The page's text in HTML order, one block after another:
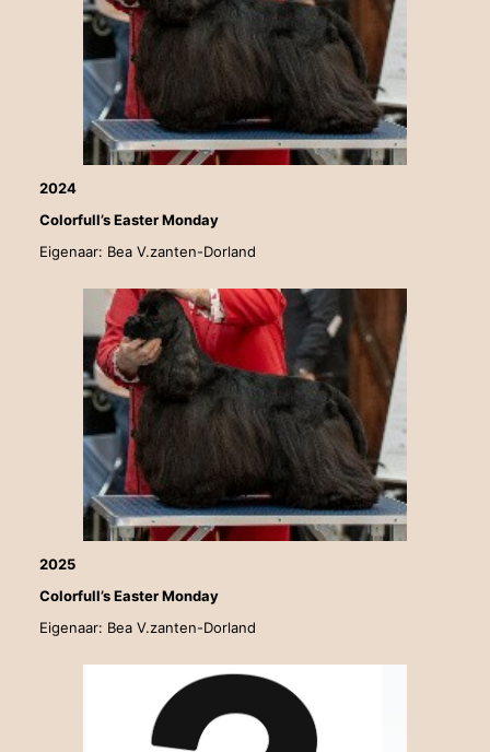
2024
Colorfull’s Easter Monday
Eigenaar: Bea V.zanten-Dorland
2025
Colorfull’s Easter Monday
Eigenaar: Bea V.zanten-Dorland